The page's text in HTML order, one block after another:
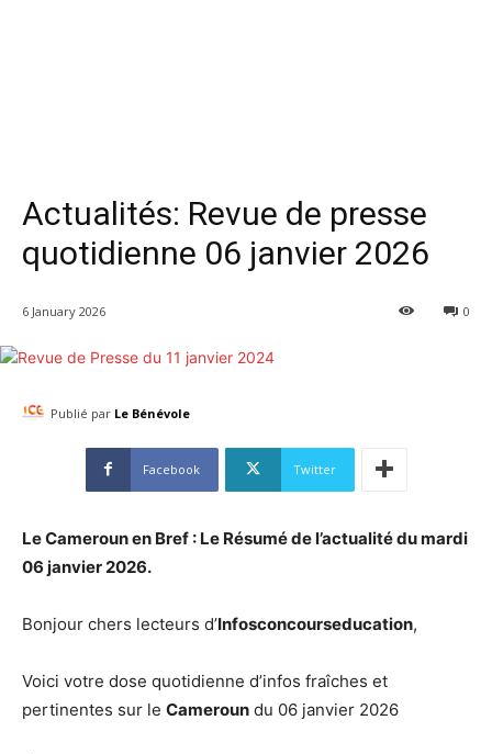
Actualités: Revue de presse
quotidienne 06 janvier 2026
6 January 2026 0
Publié par Le Bénévole
Facebook Twitter
Le Cameroun en Bref : Le Résumé de l’actualité du mardi
06 janvier 2026.
Bonjour chers lecteurs d’Infosconcourseducation,
Voici votre dose quotidienne d’infos fraîches et
pertinentes sur le Cameroun du 06 janvier 2026